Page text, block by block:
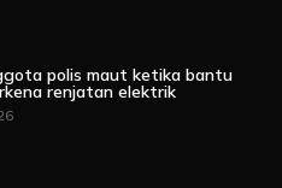
polis maut ketika bantu
renjatan elektrik